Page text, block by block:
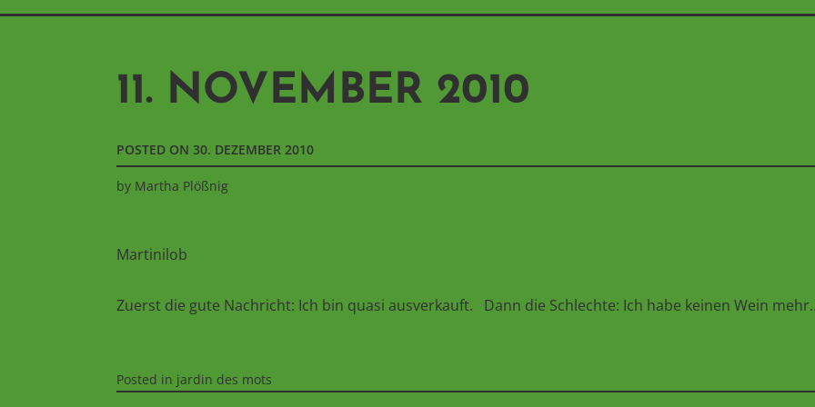
11. NOVEMBER 2010
POSTED ON 30. DEZEMBER 2010
by Martha Plößnig
Martinilob
Zuerst die gute Nachricht: Ich bin quasi ausverkauft. Dann die Schlechte: Ich habe keinen Wein
Posted in jardin des mots